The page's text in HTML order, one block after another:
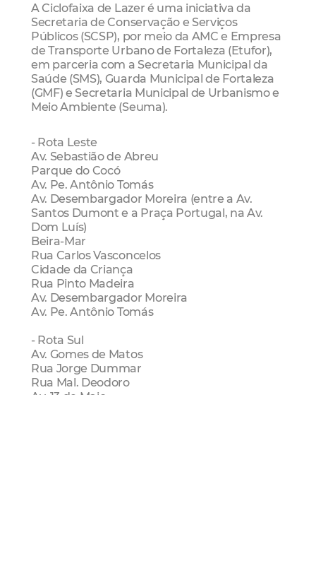
A Ciclofaixa de Lazer é uma iniciativa da
Secretaria de Conservação e Serviços
Públicos (SCSP), por meio da AMC e Empresa
de Transporte Urbano de Fortaleza (Etufor),
em parceria com a Secretaria Municipal da
Saúde (SMS), Guarda Municipal de Fortaleza
(GMF) e Secretaria Municipal de Urbanismo e
Meio Ambiente (Seuma).
- Rota Leste
Av. Sebastião de Abreu
Parque do Cocó
Av. Pe. Antônio Tomás
Av. Desembargador Moreira (entre a Av.
Santos Dumont e a Praça Portugal, na Av.
Dom Luís)
Beira-Mar
Rua Carlos Vasconcelos
Cidade da Criança
Rua Pinto Madeira
Av. Desembargador Moreira
Av. Pe. Antônio Tomás
- Rota Sul
Av. Gomes de Matos
Rua Jorge Dummar
Rua Mal. Deodoro
Av. 13 de Maio